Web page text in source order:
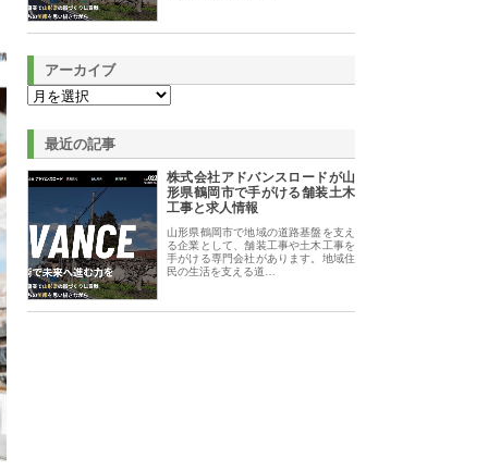
アーカイブ
最近の記事
株式会社アドバンスロードが山
形県鶴岡市で手がける舗装土木
工事と求人情報
山形県鶴岡市で地域の道路基盤を支え
る企業として、舗装工事や土木工事を
手がける専門会社があります。地域住
民の生活を支える道…